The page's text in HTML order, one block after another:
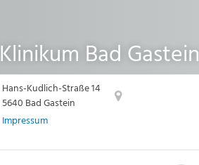
Klinikum Bad Gastein
Hans-Kudlich-Straße 14
5640 Bad Gastein
Impressum